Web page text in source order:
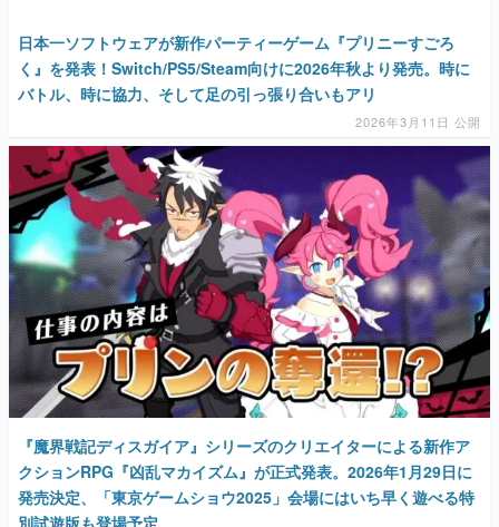
2026年3月11日 公開
『魔界戦記ディスガイア』シリーズのクリエイターによる新作ア
クションRPG『凶乱マカイズム』が正式発表。2026年1月29日に
発売決定、「東京ゲームショウ2025」会場にはいち早く遊べる特
別試遊版も登場予定
2025年9月19日 公開